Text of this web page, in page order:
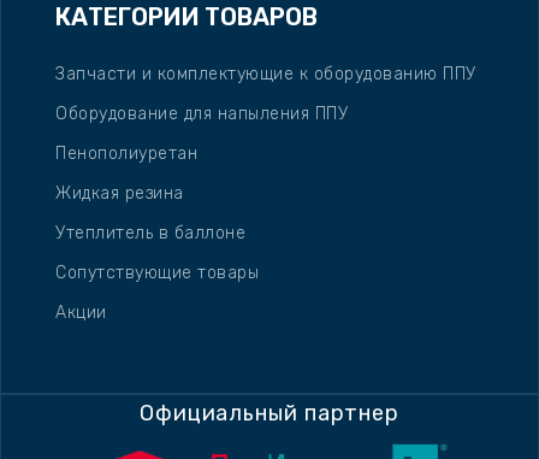
КАТЕГОРИИ ТОВАРОВ
Запчасти и комплектующие к оборудованию ППУ
Оборудование для напыления ППУ
Пенополиуретан
Жидкая резина
Утеплитель в баллоне
Сопутствующие товары
Акции
Официальный партнер